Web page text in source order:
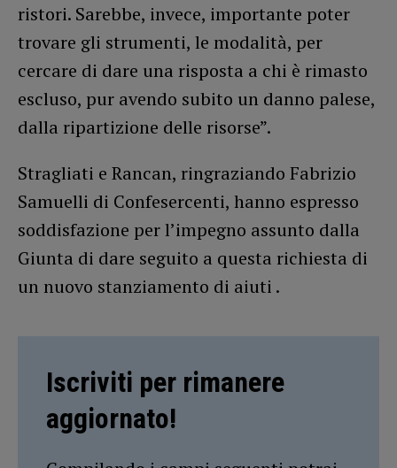
ristori. Sarebbe, invece, importante poter
trovare gli strumenti, le modalità, per
cercare di dare una risposta a chi è rimasto
escluso, pur avendo subito un danno palese,
dalla ripartizione delle risorse”.
Stragliati e Rancan, ringraziando Fabrizio
Samuelli di Confesercenti, hanno espresso
soddisfazione per l’impegno assunto dalla
Giunta di dare seguito a questa richiesta di
un nuovo stanziamento di aiuti .
Iscriviti per rimanere
aggiornato!